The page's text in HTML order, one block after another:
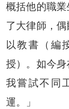
概括他的職
了大律師，
以教書（編
授）。如今
我嘗試不同
運。」